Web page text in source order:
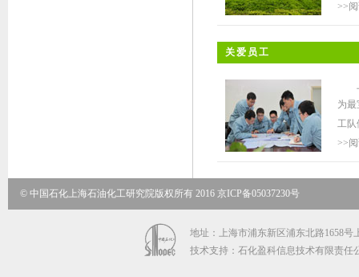
>>
关爱员工
为
工队
>>
© 中国石化上海石油化工研究院版权所有 2016 京ICP备05037230号
地址：上海市浦东新区浦东北路1658
技术支持：石化盈科信息技术有限责任